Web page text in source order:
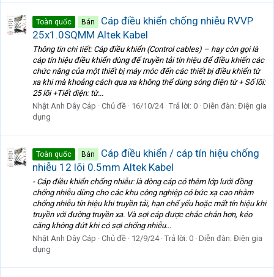
Toàn quốc Bán
Cáp điều khiển chống nhiễu RVVP
25x1.0SQMM Altek Kabel
Thông tin chi tiết: Cáp điều khiển (Control cables) – hay còn gọi là
cáp tín hiệu điều khiển dùng để truyền tải tín hiệu để điều khiển các
chức năng của một thiết bị máy móc đến các thiết bị điều khiển từ
xa khi mà khoảng cách qua xa không thể dùng sóng điện từ + Số lõi:
25 lõi +Tiết diện: từ...
Nhật Anh Dây Cáp
Chủ đề 16/10/24 Trả lời: 0 Diễn đàn: Điện gia
dụng
Toàn quốc Bán
Cáp điều khiển / cáp tín hiệu chống
nhiễu 12 lõi 0.5mm Altek Kabel
- Cáp điều khiển chống nhiễu: là dòng cáp có thêm lớp lưới đồng
chống nhiễu dùng cho các khu công nghiệp có bức xạ cao nhằm
chống nhiễu tín hiệu khi truyền tải, hạn chế yếu hoặc mất tín hiệu khi
truyền với đường truyền xa. Và sợi cáp được chắc chắn hơn, kéo
căng không đứt khi có sợi chống nhiễu...
Nhật Anh Dây Cáp
Chủ đề 12/9/24 Trả lời: 0 Diễn đàn: Điện gia
dụng